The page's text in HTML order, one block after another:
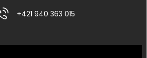
+421 940 363 015